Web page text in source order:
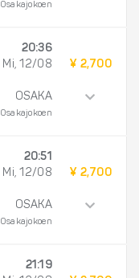
Osakajokoen
20:36
Mi, 12/08
OSAKA
Osakajokoen
¥ 2,700
20:51
Mi, 12/08
OSAKA
Osakajokoen
¥ 2,700
21:19